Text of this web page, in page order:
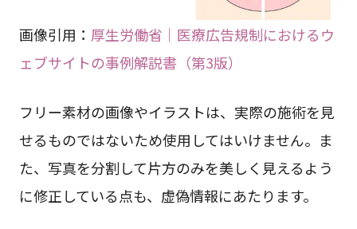
画像引用： 厚生労働省｜医療広告規制におけるウ
ェブサイトの事例解説書（第3版）
フリー素材の画像やイラストは、実際の施術を見
せるものではないため使用してはいけません。ま
た、写真を分割して片方のみを美しく見えるよう
に修正している点も、虚偽情報にあたります。